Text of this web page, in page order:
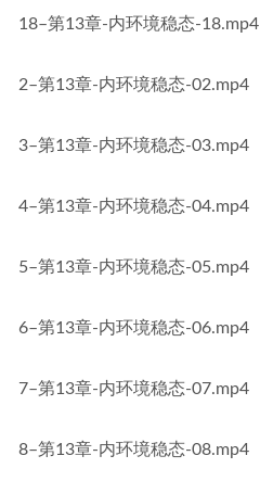
18–第13章-内环境稳态-18.mp4
2–第13章-内环境稳态-02.mp4
3–第13章-内环境稳态-03.mp4
4–第13章-内环境稳态-04.mp4
5–第13章-内环境稳态-05.mp4
6–第13章-内环境稳态-06.mp4
7–第13章-内环境稳态-07.mp4
8–第13章-内环境稳态-08.mp4